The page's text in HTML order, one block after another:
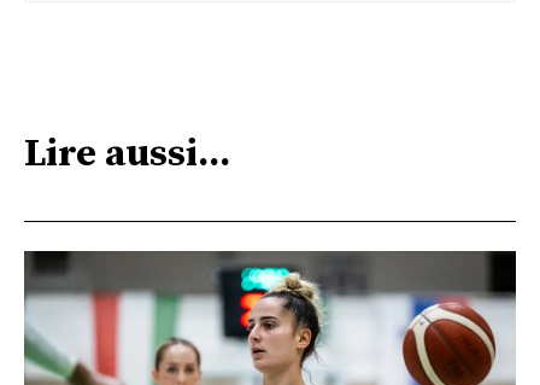
Lire aussi...